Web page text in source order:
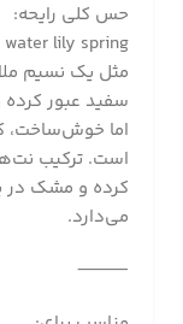
حس کلی رایحه:
water lily spring
مثل یک نسیم
سفید عبور
اما خوش‌ساخت،
است. ترکیب
کرده و مشک در
می‌دارد.
⸻